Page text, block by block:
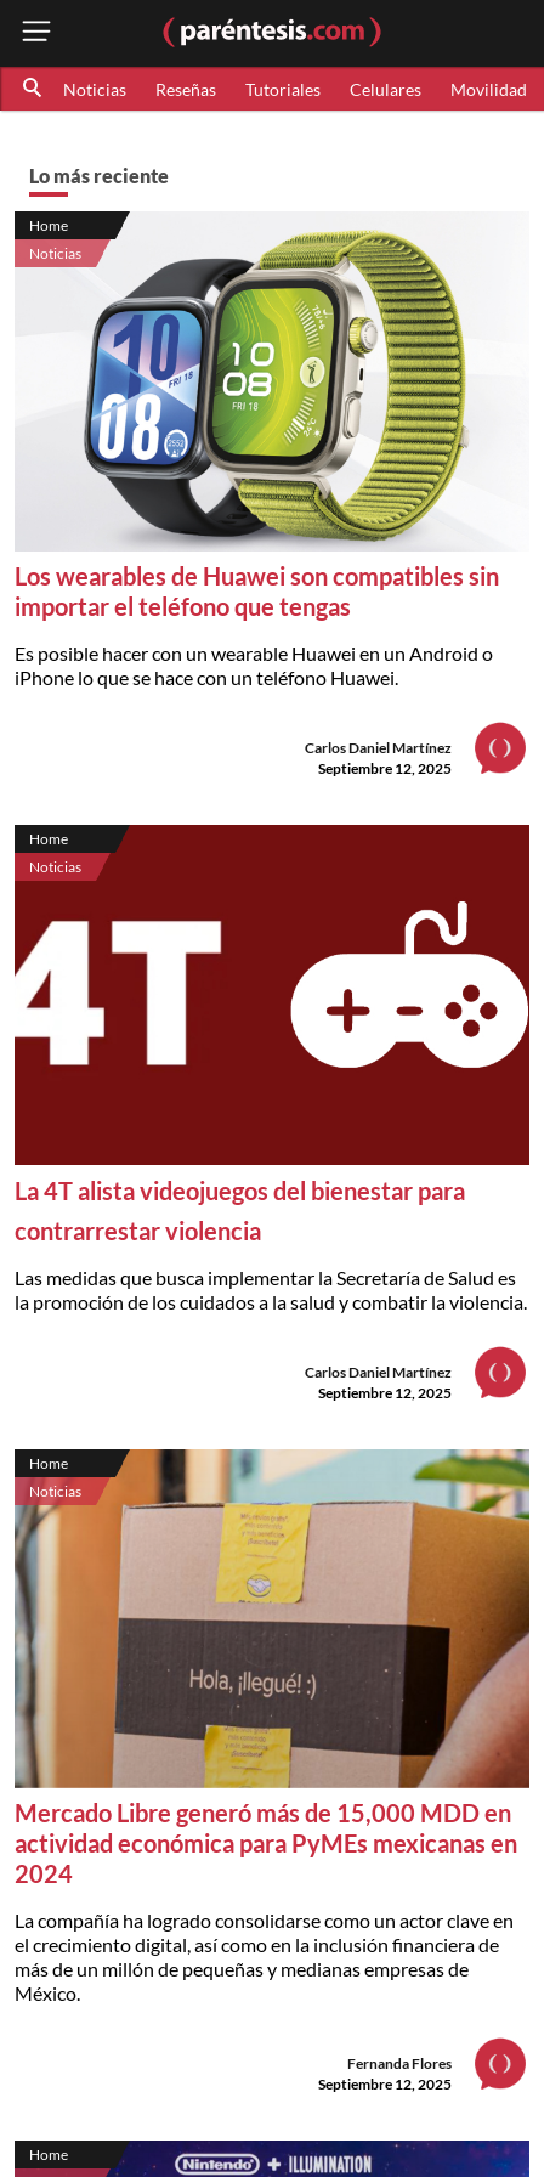
Noticias Reseñas Tutoriales Celulares Movilidad
Lo más reciente
Home
Noticias
Los wearables de Huawei son compatibles sin
importar el teléfono que tengas
Es posible hacer con un wearable Huawei en un Android o
iPhone lo que se hace con un teléfono Huawei.
Carlos Daniel Martínez
Septiembre 12, 2025
Home
Noticias
La 4T alista videojuegos del bienestar para
contrarrestar violencia
Las medidas que busca implementar la Secretaría de Salud es
la promoción de los cuidados a la salud y combatir la violencia.
Carlos Daniel Martínez
Septiembre 12, 2025
Home
Noticias
Mercado Libre generó más de 15,000 MDD en
actividad económica para PyMEs mexicanas en
2024
La compañía ha logrado consolidarse como un actor clave en
el crecimiento digital, así como en la inclusión financiera de
más de un millón de pequeñas y medianas empresas de
México.
Fernanda Flores
Septiembre 12, 2025
Home